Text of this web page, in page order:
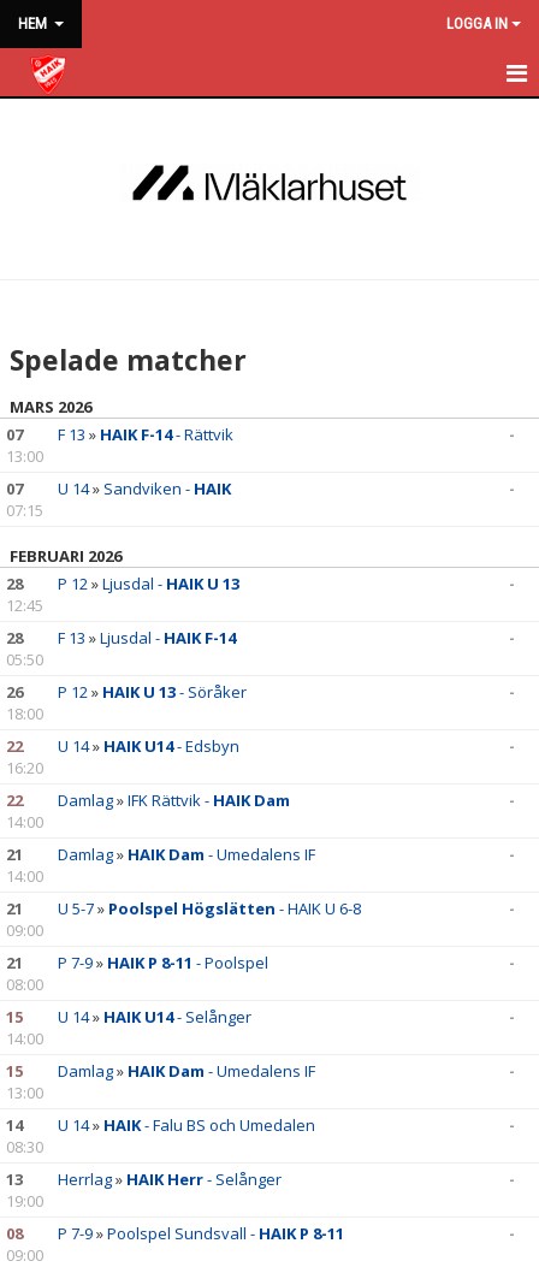
HEM LOGGA IN
OM KLUBBEN
KONTAKT
WEBBSHOP
Spelade matcher
MARS 2026
07
13:00
F 13 » HAIK F-14- Rättvik -
07
07:15
U 14» Sandviken - HAIK -
FEBRUARI 2026
28
12:45
P 12»Ljusdal - HAIK U 13 -
28
05:50
F 13 »Ljusdal - HAIK F-14 -
26
18:00
P 12» HAIK U 13- Söråker -
22
16:20
U 14» HAIK U14- Edsbyn -
22
14:00
Damlag»IFK Rättvik - HAIK Dam -
21
14:00
Damlag» HAIK Dam - Umedalens IF -
21
09:00
U 5-7» Poolspel Högslätten - HAIK U 6-8 -
21
08:00
P 7-9» HAIK P 8-11 - Poolspel -
15
14:00
U 14» HAIK U14- Selånger -
15
13:00
Damlag» HAIK Dam - Umedalens IF -
14
08:30
U 14» HAIK- Falu BS och Umedalen -
13
19:00
Herrlag» HAIK Herr- Selånger -
08
09:00
P 7-9»Poolspel Sundsvall - HAIK P 8-11 -